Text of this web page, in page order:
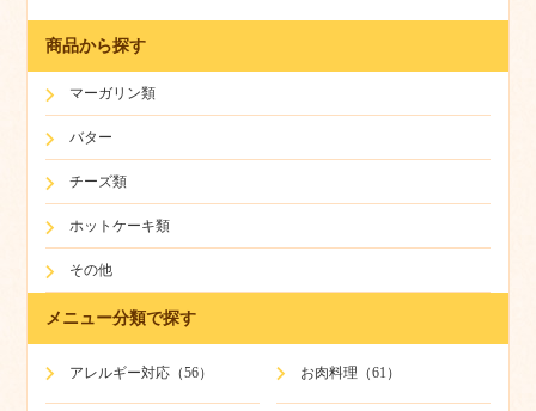
商品から探す
マーガリン類
バター
チーズ類
ホットケーキ類
その他
メニュー分類で探す
アレルギー対応（56） お肉料理（61）